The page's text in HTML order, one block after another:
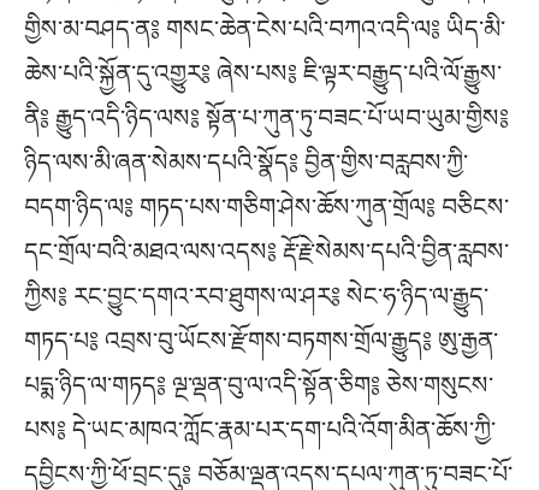
གྱིས་མ་བཤད་ན༔ གསང་ཆེན་ངེས་པའི་བཀའ་འདི་ལ༔ ཡིད་མི་
ཆེས་པའི་སྐྱོན་དུ་འགྱུར༔ ཞེས་པས༔ ཇི་ལྟར་བརྒྱུད་པའི་ལོ་རྒྱུས་
ནི༔ རྒྱུད་འདི་ཉིད་ལས༔ སྟོན་པ་ཀུན་ཏུ་བཟང་པོ་ཡབ་ཡུམ་གྱིས༔
ཉིད་ལས་མི་ཞན་སེམས་དཔའི་སྣོད༔ བྱིན་གྱིས་བརླབས་ཀྱི་
བདག་ཉིད་ལ༔ གཏད་པས་གཅིག་ཤེས་ཆོས་ཀུན་གྲོལ༔ བཅིངས་
དང་གྲོལ་བའི་མཐའ་ལས་འདས༔ རྡོ་རྗེ་སེམས་དཔའི་བྱིན་རླབས་
ཀྱིས༔ རང་བྱུང་དགའ་རབ་ཐུགས་ལ་ཤར༔ སེང་ཧ་ཉིད་ལ་རྒྱུད་
གཏད་པ༔ འབྲས་བུ་ཡོངས་རྫོགས་བཏགས་གྲོལ་རྒྱུད༔ ཨུ་རྒྱན་
པདྨ་ཉིད་ལ་གཏད༔ ལྔ་ལྡན་བུ་ལ་འདི་སྟོན་ཅིག༔ ཅེས་གསུངས་
པས༔ དེ་ཡང་མཁའ་ཀློང་རྣམ་པར་དག་པའི་འོག་མིན་ཆོས་ཀྱི་
དབྱིངས་ཀྱི་ཕོ་བྲང་དུ༔ བཅོམ་ལྡན་འདས་དཔལ་ཀུན་ཏུ་བཟང་པོ་